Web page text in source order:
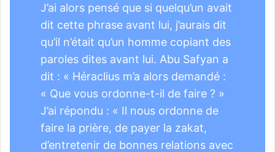
J’ai alors pensé que si quelqu’un avait
dit cette phrase avant lui, j’aurais dit
qu’il n’était qu’un homme copiant des
paroles dites avant lui. Abu Safyan a
dit : « Héraclius m’a alors demandé :
« Que vous ordonne-t-il de faire ? »
J’ai répondu : « Il nous ordonne de
faire la prière, de payer la zakat,
d’entretenir de bonnes relations avec